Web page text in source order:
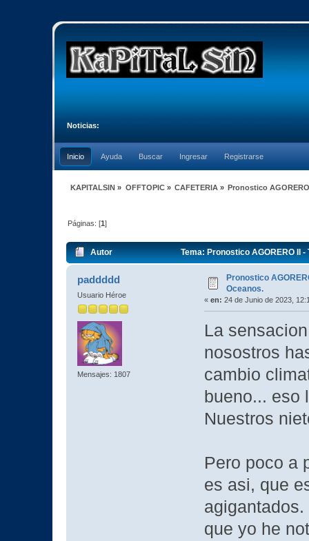
Noticias:
Inicio Ayuda Buscar Ingresar Registrarse
KAPITALSIN » OFFTOPIC» CAFETERIA» Pronostico
Páginas: [1]
Autor Tema: Pronostico AGORERO II
paddddd
Usuario Héroe
Mensajes: 1807
Pronostico
Oceanos.
« en: 24 de Junio de 2023,
La
nosostros
cambio
bueno... eso
Nuestros
Pero poco a
es asi, que
que yo he